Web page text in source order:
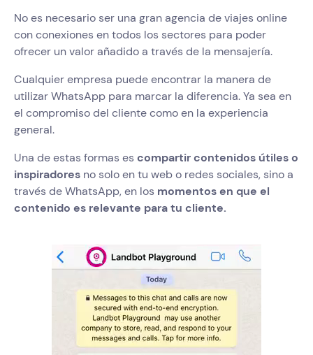
No es necesario ser una gran agencia de viajes online
con conexiones en todos los sectores para poder
ofrecer un valor añadido a través de la mensajería.
Cualquier empresa puede encontrar la manera de
utilizar WhatsApp para marcar la diferencia. Ya sea en
el compromiso del cliente como en la experiencia
general.
Una de estas formas es compartir contenidos útiles o
inspiradores no solo en tu web o redes sociales, sino a
través de WhatsApp, en los momentos en que el
contenido es relevante para tu cliente.